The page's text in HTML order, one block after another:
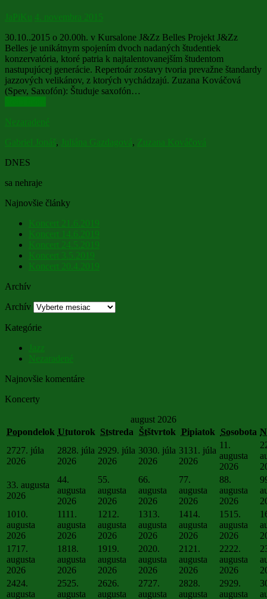
JaPiKu 4. novembra 2015
30.10..2015 o 20.00h. v Kursalone J&Zz Belles Projekt J&Zz
Belles je unikátnym spojením dvoch nadaných študentiek
konzervatória, ktoré patria k najtalentovanejším študentom
nastupujúcej generácie. Repertoár zostavy tvoria prevažne štandardy
jazzových velikánov, z ktorých vychádzajú. Zuzana Kováčová
(Spev, Saxofón): Študuje saxofón…
Nezaradené
Gabriel Jonáš, Juliána Gazdagová, Zuzana Kováčová
DNES
sa nehraje
Najnovšie články
Koncert 21.6.2019
Koncert 14.6.2019
Koncert 24.5.2019
Koncert 3.5.2019
Koncert 20.4.2019
Archív
Archív
Kategórie
Jazz
Nezaradené
Najnovšie komentáre
Koncerty
august 2026
Popondelok Ututorok Ststreda Štštvrtok Pipiatok Sosobota
2727. júla
2026
2828. júla
2026
2929. júla
2026
3030. júla
2026
31 31. júla
2026
1 1.
augusta
2026
2
33. augusta
2026
44.
augusta
2026
55.
augusta
2026
66.
augusta
2026
77.
augusta
2026
88.
augusta
2026
9
1010.
augusta
2026
11 11.
augusta
2026
1212.
augusta
2026
1313.
augusta
2026
1414.
augusta
2026
1515.
augusta
2026
1717.
augusta
2026
1818.
augusta
2026
1919.
augusta
2026
2020.
augusta
2026
21 21.
augusta
2026
2222.
augusta
2026
2424.
augusta
2525.
augusta
2626.
augusta
2727.
augusta
2828.
augusta
2929.
augusta